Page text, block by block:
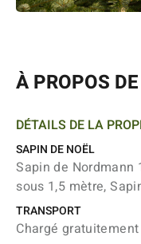
À PROPOS
DÉTAILS DE LA
SAPIN DE NOËL
Sapin de Nordmann
sous 1,5 mètre,
TRANSPORT
Chargé